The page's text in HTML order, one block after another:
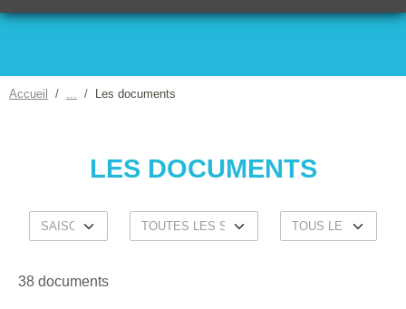
Accueil Les documents
LES DOCUMENTS
38 documents